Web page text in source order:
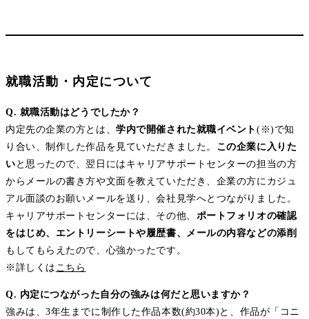
就職活動・内定について
Q. 就職活動はどうでしたか？
内定先の企業の方とは、学内で開催された就職イベント(※)で知
り合い、制作した作品を見ていただきました。 この企業に入りた
い と思ったので、翌日にはキャリアサポートセンターの担当の方
からメールの書き方や文面を教えていただき、企業の方にカジュ
アル面談のお願いメールを送り、会社見学へとつながりました。
キャリアサポートセンターには、その他、 ポートフォリオの確認
をはじめ、エントリーシートや履歴書、メールの内容などの添削
もしてもらえたので、心強かったです。
※詳しくは こちら
Q. 内定につながった自分の強みは何だと思いますか？
強みは、3年生までに制作した作品本数(約30本)と、作品が「コニ